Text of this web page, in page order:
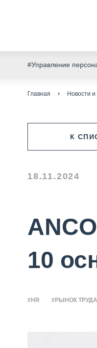
#Управление
Главная Новости
К
18.11.2024
10
#HR #РЫНОК ТРУДА